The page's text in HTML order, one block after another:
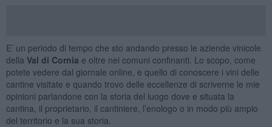
E’ un periodo di tempo che sto andando presso le aziende vinicole
della Val di Cornia e oltre nei comuni confinanti. Lo scopo, come
potete vedere dal giornale online, e quello di conoscere i vini delle
cantine visitate e quando trovo delle eccellenze di scriverne le mie
opinioni parlandone con la storia del luogo dove e situata la
cantina, il proprietario, il cantiniere, l’enologo o in modo più ampio
del territorio e la sua storia.